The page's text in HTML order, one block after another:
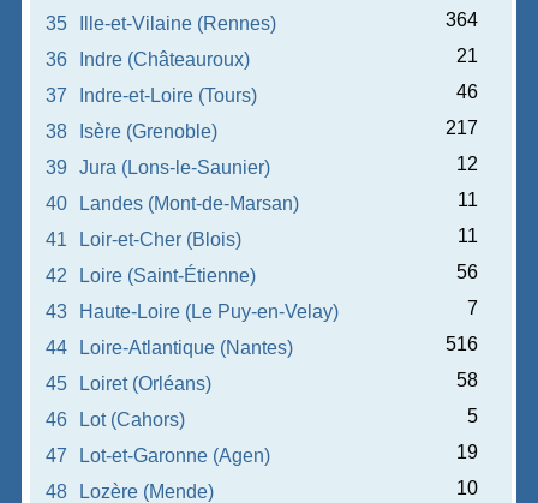
35
Ille-et-Vilaine (Rennes)
364
36
Indre (Châteauroux)
21
37
Indre-et-Loire (Tours)
46
38
Isère (Grenoble)
217
39
Jura (Lons-le-Saunier)
12
40
Landes (Mont-de-Marsan)
11
41
Loir-et-Cher (Blois)
11
42
Loire (Saint-Étienne)
56
43
Haute-Loire (Le Puy-en-Velay)
7
44
Loire-Atlantique (Nantes)
516
45
Loiret (Orléans)
58
46
Lot (Cahors)
5
47
Lot-et-Garonne (Agen)
19
48
Lozère (Mende)
10